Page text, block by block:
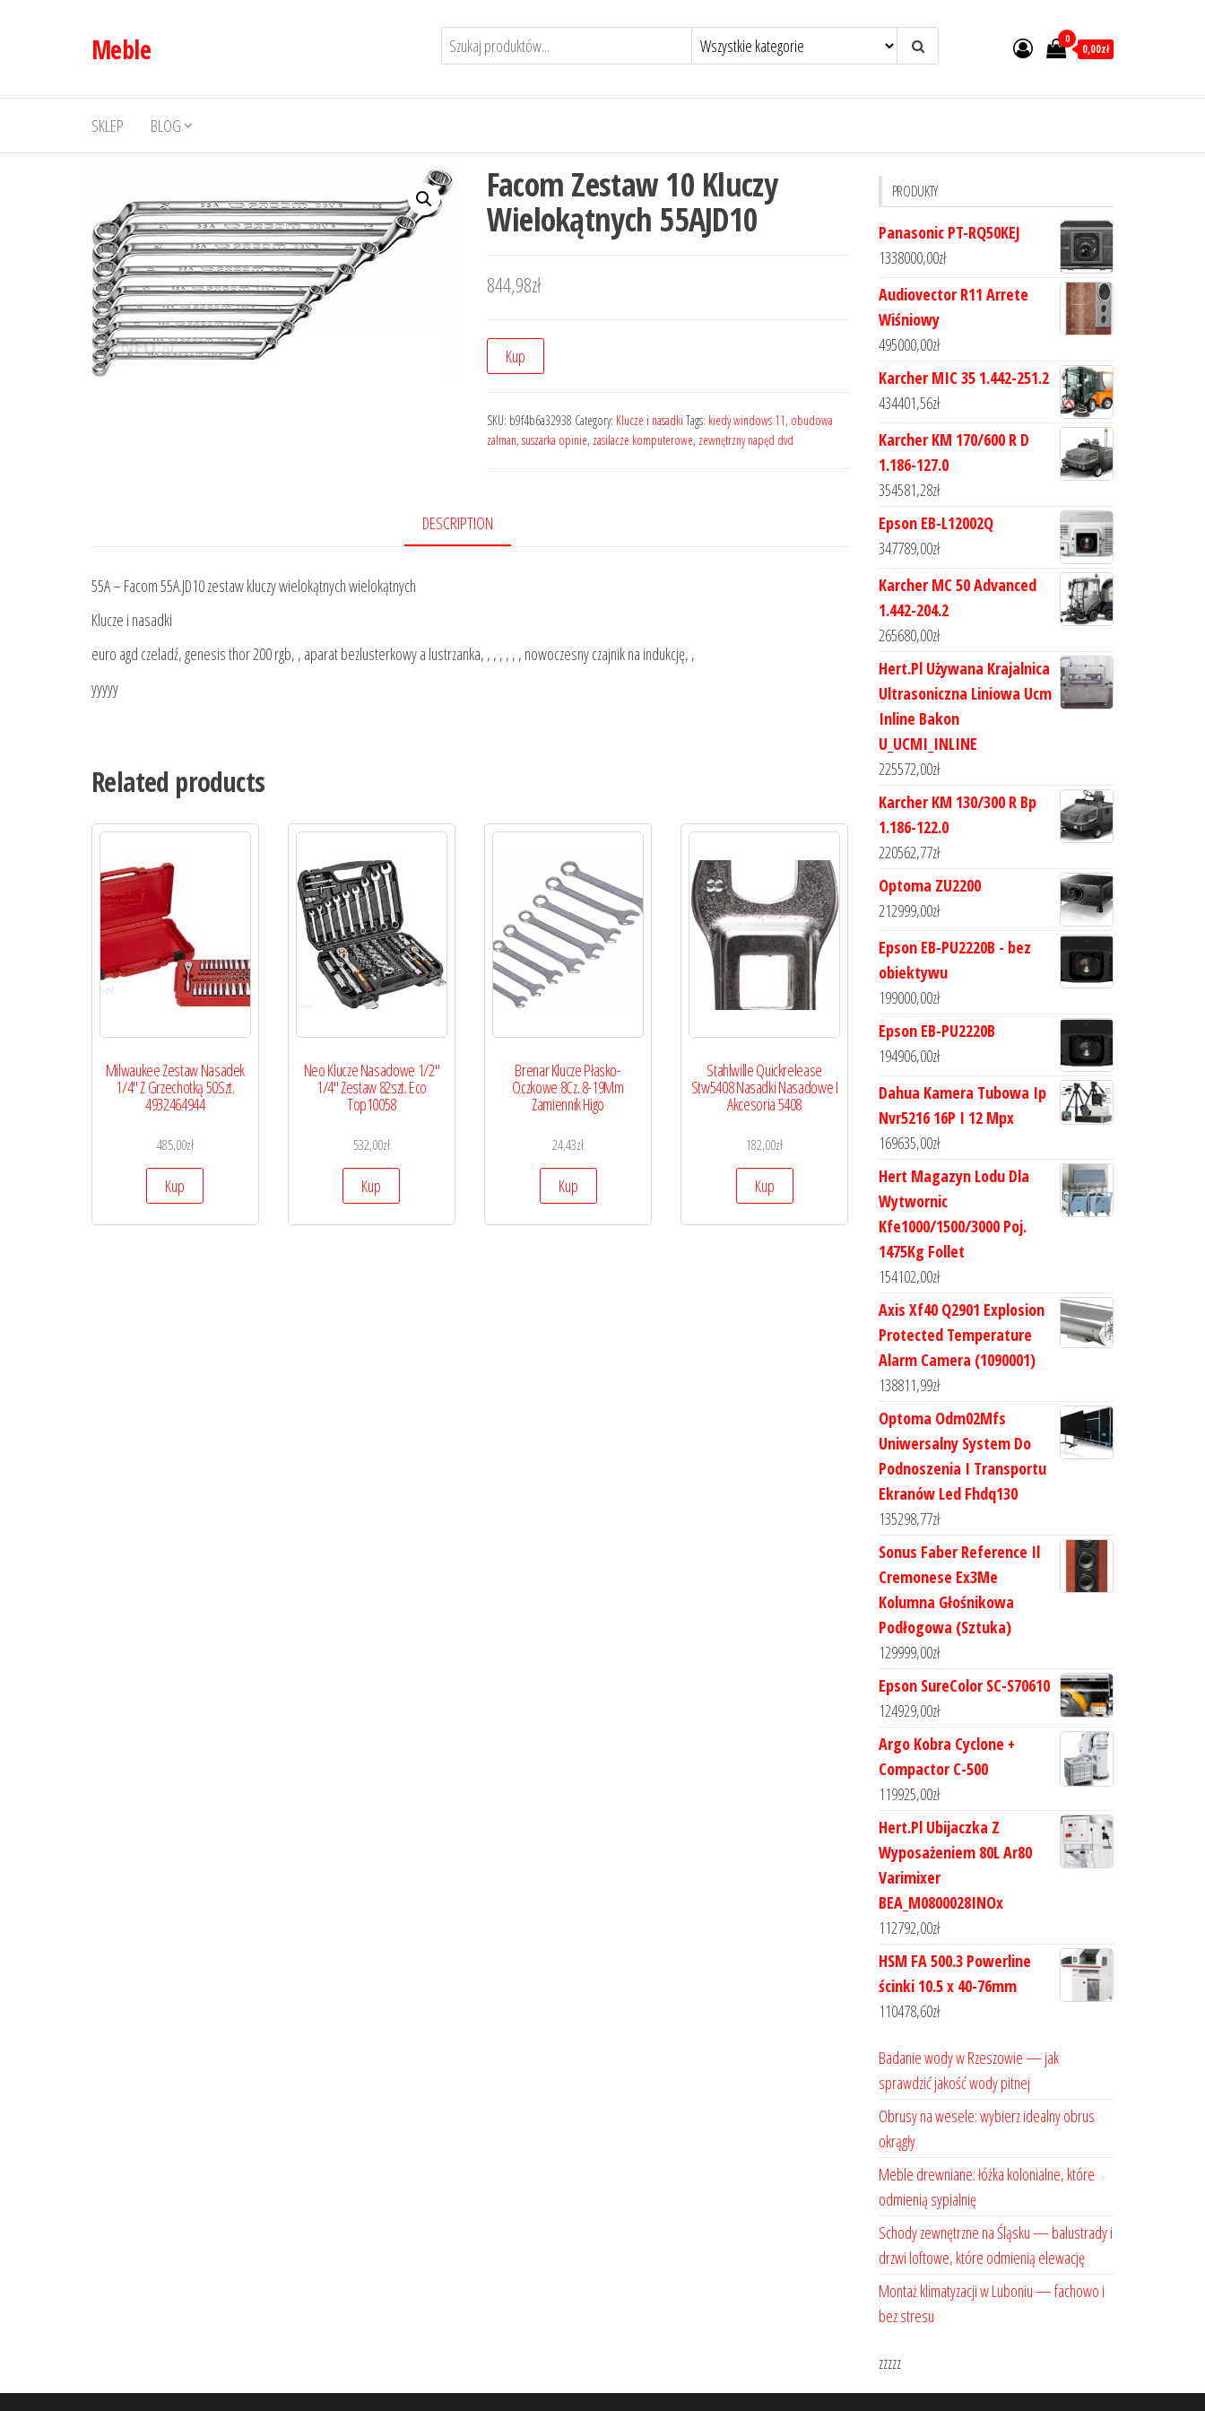
Meble 0
0,00zł
SKLEP BLOG
Facom Zestaw 10 Kluczy
Wielokątnych 55AJD10
844,98zł
Kup
SKU: b9f4b6a32938 Category: Klucze i nasadki Tags: kiedy windows 11, obudowa
zalman, suszarka opinie, zasilacze komputerowe, zewnętrzny napęd dvd
DESCRIPTION
55A – Facom 55A.JD10 zestaw kluczy wielokątnych wielokątnych
Klucze i nasadki
euro agd czeladź, genesis thor 200 rgb, , aparat bezlusterkowy a lustrzanka, , , , , , , nowoczesny czajnik na indukcję, ,
yyyyy
Related products
Milwaukee Zestaw Nasadek
1/4″ Z Grzechotką 50Szt.
4932464944
485,00zł
Kup
Neo Klucze Nasadowe 1/2″
1/4″ Zestaw 82szt. Eco
Top10058
532,00zł
Kup
Brenar Klucze Płasko-
Oczkowe 8Cz. 8-19Mm
Zamiennik Higo
24,43zł
Kup
Stahlwille Quickrelease
Stw5408 Nasadki Nasadowe I
Akcesoria 5408
182,00zł
Kup
PRODUKTY
Panasonic PT-RQ50KEJ
1338000,00zł
Audiovector R11 Arrete
Wiśniowy
495000,00zł
Karcher MIC 35 1.442-251.2
434401,56zł
Karcher KM 170/600 R D
1.186-127.0
354581,28zł
Epson EB-L12002Q
347789,00zł
Karcher MC 50 Advanced
1.442-204.2
265680,00zł
Hert.Pl Używana Krajalnica
Ultrasoniczna Liniowa Ucm
Inline Bakon
U_UCMI_INLINE
225572,00zł
Karcher KM 130/300 R Bp
1.186-122.0
220562,77zł
Optoma ZU2200
212999,00zł
Epson EB-PU2220B - bez
obiektywu
199000,00zł
Epson EB-PU2220B
194906,00zł
Dahua Kamera Tubowa Ip
Nvr5216 16P I 12 Mpx
169635,00zł
Hert Magazyn Lodu Dla
Wytwornic
Kfe1000/1500/3000 Poj.
1475Kg Follet
154102,00zł
Axis Xf40 Q2901 Explosion
Protected Temperature
Alarm Camera (1090001)
138811,99zł
Optoma Odm02Mfs
Uniwersalny System Do
Podnoszenia I Transportu
Ekranów Led Fhdq130
135298,77zł
Sonus Faber Reference Il
Cremonese Ex3Me
Kolumna Głośnikowa
Podłogowa (Sztuka)
129999,00zł
Epson SureColor SC-S70610
124929,00zł
Argo Kobra Cyclone +
Compactor C-500
119925,00zł
Hert.Pl Ubijaczka Z
Wyposażeniem 80L Ar80
Varimixer
BEA_M0800028INOx
112792,00zł
HSM FA 500.3 Powerline
ścinki 10.5 x 40-76mm
110478,60zł
Badanie wody w Rzeszowie — jak
sprawdzić jakość wody pitnej
Obrusy na wesele: wybierz idealny obrus
okrągły
Meble drewniane: łóżka kolonialne, które
odmienią sypialnię
Schody zewnętrzne na Śląsku — balustrady i
drzwi loftowe, które odmienią elewację
Montaż klimatyzacji w Luboniu — fachowo i
bez stresu
zzzzz